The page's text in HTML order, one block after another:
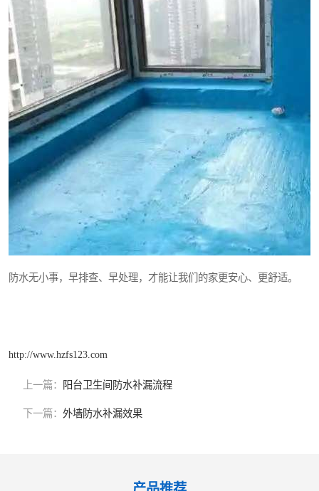
防水无小事，早排查、早处理，才能让我们的家更安心、更舒适。
http://www.hzfs123.com
上一篇： 阳台卫生间防水补漏流程
下一篇： 外墙防水补漏效果